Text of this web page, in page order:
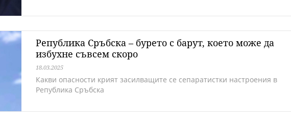
Република Сръбска – бурето с барут, което може да
избухне съвсем скоро
18.03.2025
Какви опасности крият засилващите се сепаратистки настроения в
Република Сръбска